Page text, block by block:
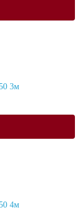
3м
4м